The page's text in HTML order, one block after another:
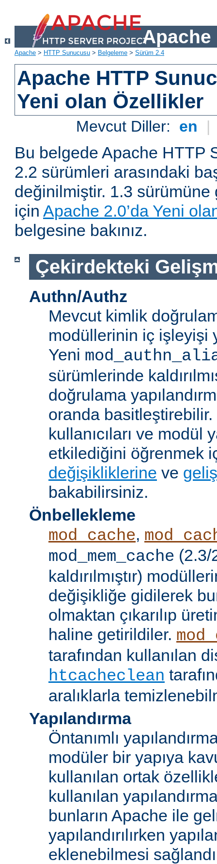
Apache
Apache > HTTP Sunucusu > Belgeleme > Sürüm 2.4
Apache HTTP
Yeni olan Özellikler
Mevcut Diller: en |
Bu belgede Apache HTTP
2.2 sürümleri arasındaki
değinilmiştir. 1.3
için Apache 2.0’da Yeni
belgesine bakınız.
Çekirdekteki
Authn/Authz
Mevcut kimlik
modüllerinin iç işleyişi
Yeni
sürümlerinde
doğrulama
oranda
kullanıcıları ve modül
etkilediğini öğrenmek
değişikliklerine ve
bakabilirsiniz.
Önbellekleme
mod_cache,
mod_mem_cache (2.3/
kaldırılmıştır)
değişikliğe gidilerek
olmaktan çıkarılıp
haline getirildiler.
tarafından kullanılan
htcacheclean
aralıklarla
Yapılandırma
Öntanımlı
modüler bir yapıya
kullanılan ortak
kullanılan
bunların Apache ile
yapılandırılırken
eklenebilmesi